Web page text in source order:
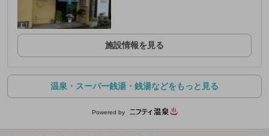
施設情報を見る
温泉・スーパー銭湯・銭湯などをもっと見る
Powered by